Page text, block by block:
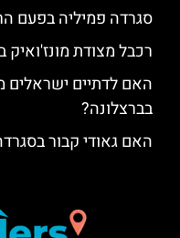
סגרדה פמיליה בפעם
רכבל מצודת מונז'ואיק
האם לדתיים ישראלים
בברצלונה?
האם גאודי קבור